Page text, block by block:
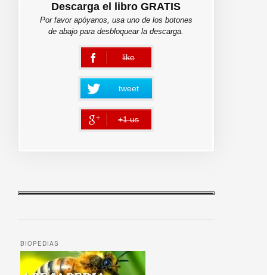
Descarga el libro GRATIS
Por favor apóyanos, usa uno de los botones
de abajo para desbloquear la descarga.
like
error
tweet
+1 us
error
BIOPEDIAS